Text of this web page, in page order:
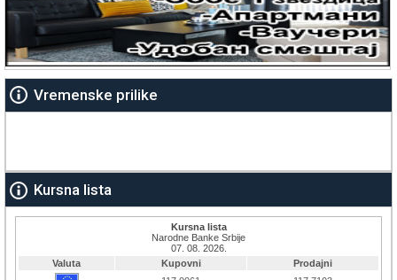
Vremenske prilike
Kursna lista